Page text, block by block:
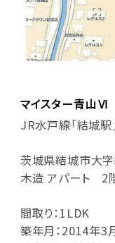
マイスター青山
JR水戸線「結城
茨城県結城市大
木造 アパート 2
間取り：1LDK
築年月：2014年3